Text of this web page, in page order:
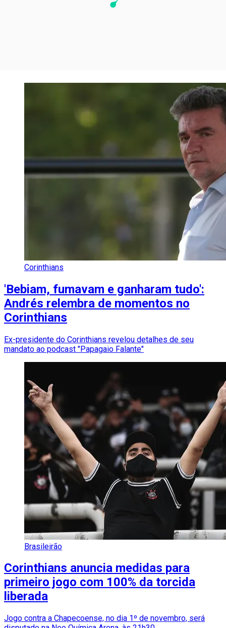
Corinthians
'Bebiam, fumavam e ganharam tudo':
Andrés relembra de momentos no
Corinthians
Ex-presidente do Corinthians revelou detalhes de seu
mandato ao podcast "Papagaio Falante"
Brasileirão
Corinthians anuncia medidas para
primeiro jogo com 100% da torcida
liberada
Jogo contra a Chapecoense, no dia 1º de novembro, será